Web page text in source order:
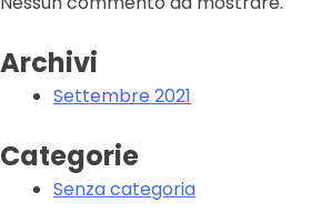
Archivi
Settembre 2021
Categorie
Senza categoria